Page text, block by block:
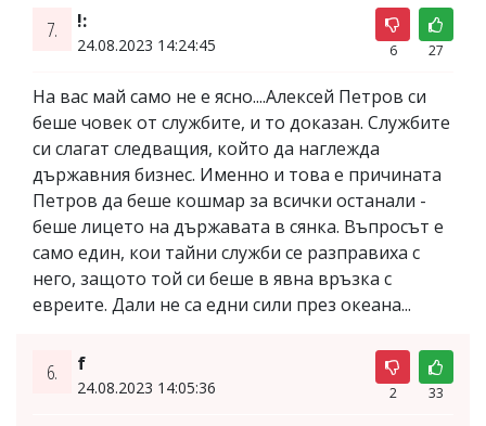
7. !:
24.08.2023 14:24:45 6 27
На вас май само не е ясно....Алексей Петров си
беше човек от службите, и то доказан. Службите
си слагат следващия, който да наглежда
държавния бизнес. Именно и това е причината
Петров да беше кошмар за всички останали -
беше лицето на държавата в сянка. Въпросът е
само един, кои тайни служби се разправиха с
него, защото той си беше в явна връзка с
евреите. Дали не са едни сили през океана...
6. f
24.08.2023 14:05:36 2 33